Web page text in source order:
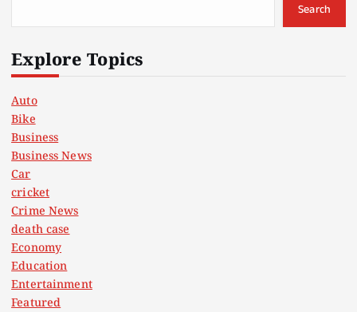
Search
Explore Topics
Auto
Bike
Business
Business News
Car
cricket
Crime News
death case
Economy
Education
Entertainment
Featured